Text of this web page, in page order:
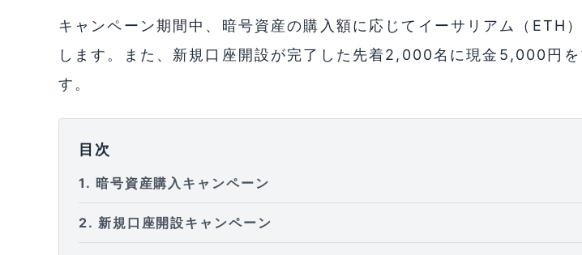
キャンペーン期間中、暗号資産の購入額に応じてイーサリアム（ETH
します。また、新規口座開設が完了した先着2,000名に現金5,000円を
す。
目次
1 暗号資産購入キャンペーン
2 新規口座開設キャンペーン